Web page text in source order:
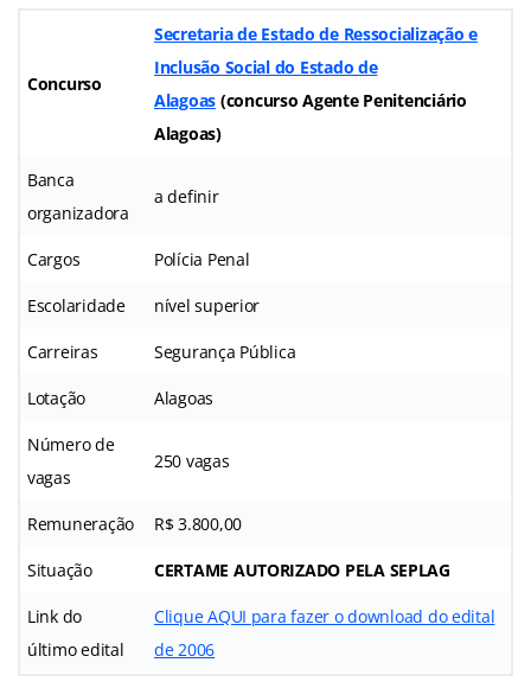
Concurso
Secretaria de Estado de Ressocialização e
Inclusão Social do Estado de
Alagoas (concurso Agente Penitenciário
Alagoas)
Banca
organizadora
a definir
Cargos Polícia Penal
Escolaridade nível superior
Carreiras Segurança Pública
Lotação Alagoas
Número de
vagas
250 vagas
Remuneração R$ 3.800,00
Situação CERTAME AUTORIZADO PELA SEPLAG
Link do
último edital
Clique AQUI para fazer o download do edital
de 2006